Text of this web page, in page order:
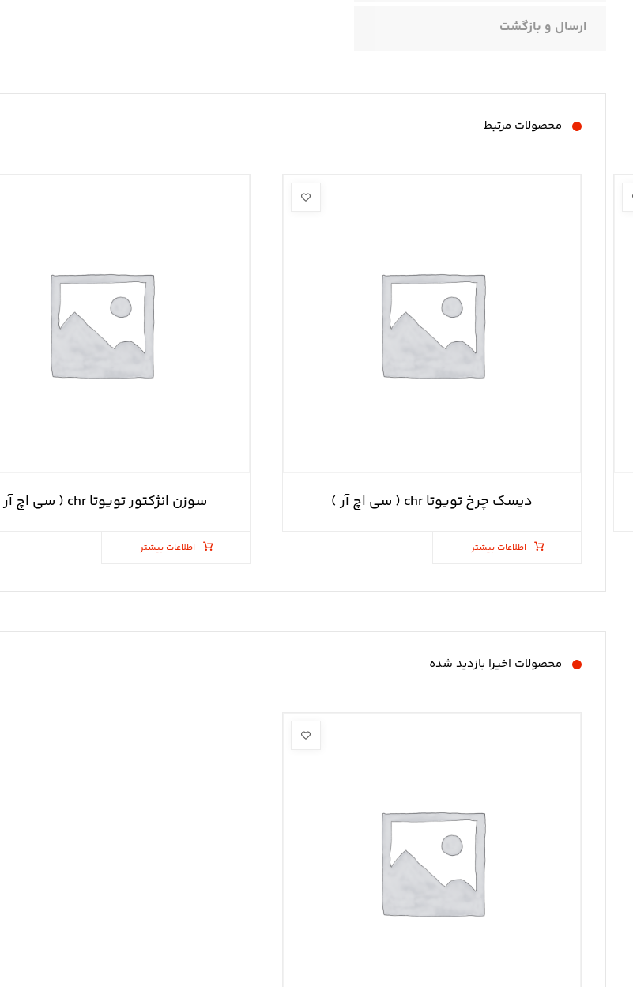
ارسال و بازگشت
محصولات مرتبط
دیسک چرخ تویوتا chr ( سی اچ آر )
اطلاعات بیشتر
سوزن انژکتور تویوتا chr ( سی اچ آر )
اطلاعات بیشتر
محصولات اخیرا بازدید شده